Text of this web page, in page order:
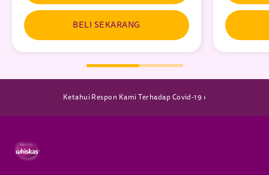
BELI SEKARANG
Ketahui Respon Kami Terhadap Covid-19 ›